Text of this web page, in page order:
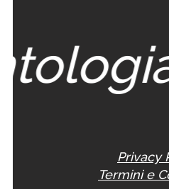
Privacy
Termini e